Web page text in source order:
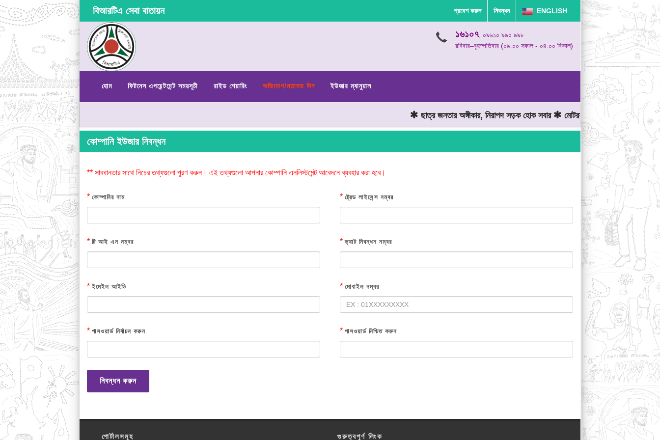
বিআরটিএ সেবা বাতায়ন প্রবেশ করুন নিবন্ধন ENGLISH
১৬১০৭, ০৯৬১০ ৯৯০ ৯৯৮
রবিবার–বৃহস্পতিবার (০৯.০০ সকাল - ০৪.০০ বিকাল)
হোম ফিটনেস এপয়েন্টমেন্ট সময়সূচী রাইড শেয়ারিং অভিযোগ/মতামত দিন ইউজার ম্যানুয়াল
ছাত্র জনতার অঙ্গীকার, নিরাপদ সড়ক হোক সবার মোটরযান চালানোর সময় গতিসীমা
কোম্পানি ইউজার নিবন্ধন
** সাবধানতার সাথে নিচের তথ্যগুলো পূরণ করুন। এই তথ্যগুলো আপনার কোম্পানি এনলিস্টমেন্ট আবেদনে ব্যবহার করা হবে।
* কোম্পানির নাম * ট্রেড লাইসেন্স নম্বর
* টি আই এন নম্বর * ভ্যাট নিবন্ধন নম্বর
* ইমেইল আইডি * মোবাইল নম্বর
* পাসওয়ার্ড নির্বাচন করুন * পাসওয়ার্ড নিশ্চিত করুন
নিবন্ধন করুন
পোর্টালসমূহ গুরুত্বপূর্ণ লিংক